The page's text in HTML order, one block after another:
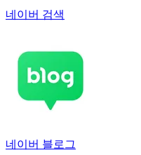
네이버 검색
네이버 블로그